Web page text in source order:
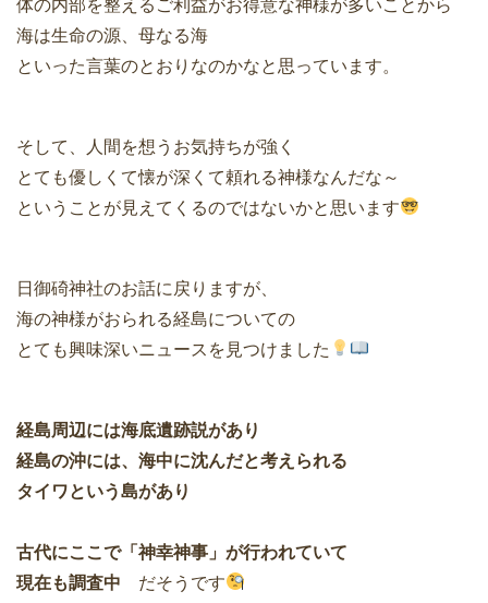
体の内部を整えるご利益がお得意な神様が多いことから
海は生命の源、母なる海
といった言葉のとおりなのかなと思っています。
そして、人間を想うお気持ちが強く
とても優しくて懐が深くて頼れる神様なんだな～
ということが見えてくるのではないかと思います
日御碕神社のお話に戻りますが、
海の神様がおられる経島についての
とても興味深いニュースを見つけました
経島周辺には海底遺跡説があり
経島の沖には、海中に沈んだと考えられる
タイワという島があり
古代にここで「神幸神事」が行われていて
現在も調査中 だそうです